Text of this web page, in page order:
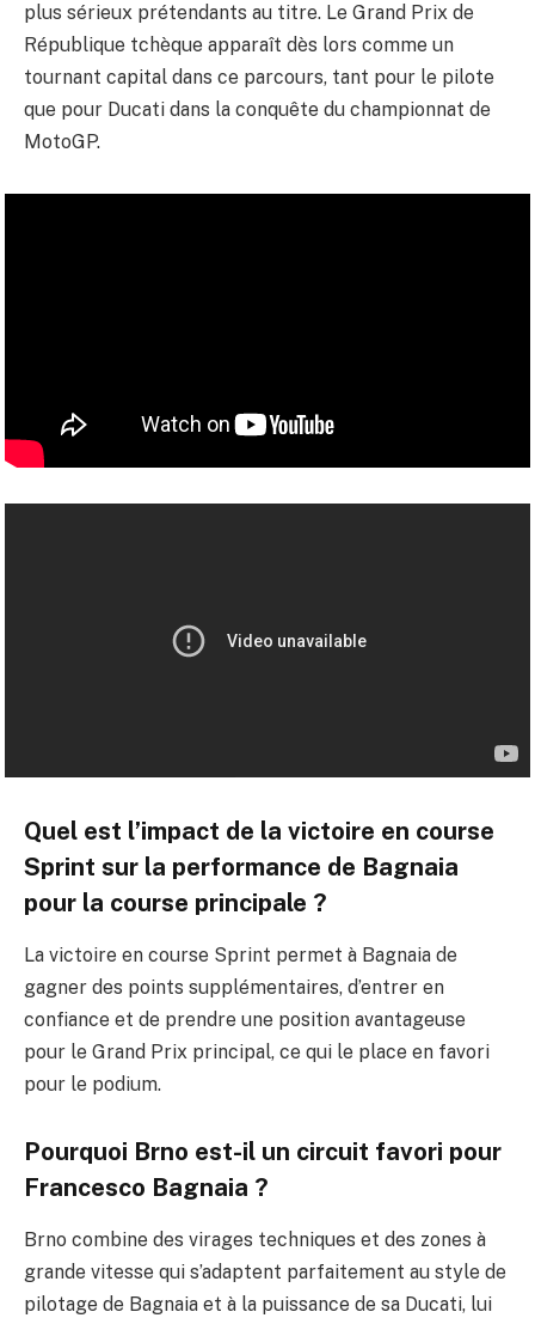
plus sérieux prétendants au titre. Le Grand Prix de
République tchèque apparaît dès lors comme un
tournant capital dans ce parcours, tant pour le pilote
que pour Ducati dans la conquête du championnat de
MotoGP.
Quel est l’impact de la victoire en course
Sprint sur la performance de Bagnaia
pour la course principale ?
La victoire en course Sprint permet à Bagnaia de
gagner des points supplémentaires, d’entrer en
confiance et de prendre une position avantageuse
pour le Grand Prix principal, ce qui le place en favori
pour le podium.
Pourquoi Brno est-il un circuit favori pour
Francesco Bagnaia ?
Brno combine des virages techniques et des zones à
grande vitesse qui s’adaptent parfaitement au style de
pilotage de Bagnaia et à la puissance de sa Ducati, lui